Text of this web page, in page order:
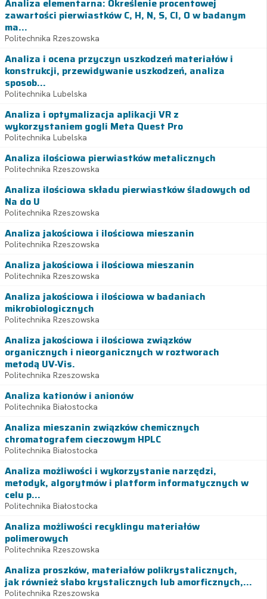
Analiza elementarna: Określenie procentowej
zawartości pierwiastków C, H, N, S, Cl, O w badanym
ma...
Politechnika Rzeszowska
Analiza i ocena przyczyn uszkodzeń materiałów i
konstrukcji, przewidywanie uszkodzeń, analiza
sposob...
Politechnika Lubelska
Analiza i optymalizacja aplikacji VR z
wykorzystaniem gogli Meta Quest Pro
Politechnika Lubelska
Analiza ilościowa pierwiastków metalicznych
Politechnika Rzeszowska
Analiza ilościowa składu pierwiastków śladowych od
Na do U
Politechnika Rzeszowska
Analiza jakościowa i ilościowa mieszanin
Politechnika Rzeszowska
Analiza jakościowa i ilościowa mieszanin
Politechnika Rzeszowska
Analiza jakościowa i ilościowa w badaniach
mikrobiologicznych
Politechnika Rzeszowska
Analiza jakościowa i ilościowa związków
organicznych i nieorganicznych w roztworach
metodą UV-Vis.
Politechnika Rzeszowska
Analiza kationów i anionów
Politechnika Białostocka
Analiza mieszanin związków chemicznych
chromatografem cieczowym HPLC
Politechnika Białostocka
Analiza możliwości i wykorzystanie narzędzi,
metodyk, algorytmów i platform informatycznych w
celu p...
Politechnika Białostocka
Analiza możliwości recyklingu materiałów
polimerowych
Politechnika Rzeszowska
Analiza proszków, materiałów polikrystalicznych,
jak również słabo krystalicznych lub amorficznych,...
Politechnika Rzeszowska